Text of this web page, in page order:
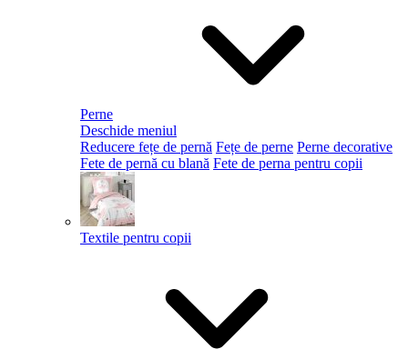
Perne
Deschide meniul
Reducere fețe de pernă Fețe de perne Perne decorative
Fete de pernă cu blană Fete de perna pentru copii
Textile pentru copii